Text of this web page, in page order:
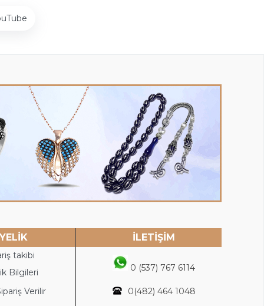
İLETİŞİM
takibi
0 (537) 767 6114
Bilgileri
Verilir 0(482) 464 1048